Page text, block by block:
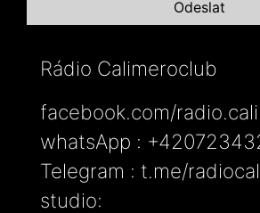
Rádio Calimeroclub
facebook.com/
whatsApp :
Telegram : t.me/
studio: